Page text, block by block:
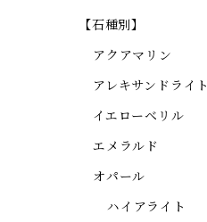
【石種別】
アクアマリン
アレキサンドライト
イエローベリル
エメラルド
オパール
ハイアライト